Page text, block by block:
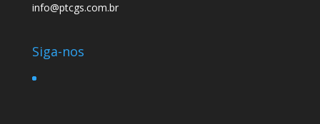
info@ptcgs.com.br
Siga-nos